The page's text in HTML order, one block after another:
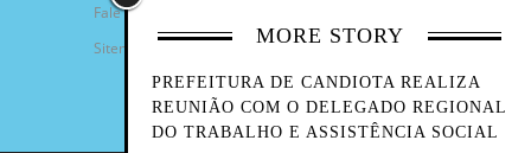
MORE STORY
PREFEITURA DE CANDIOTA REALIZA
REUNIÃO COM O DELEGADO REGIONAL
DO TRABALHO E ASSISTÊNCIA SOCIAL
Fale Conosco
Sitemap